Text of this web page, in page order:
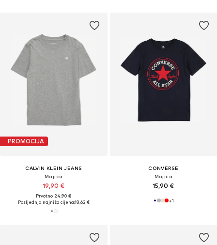
PROMOCIJA
CALVIN KLEIN JEANS
Majica
19,90 €
Prvotno: 24,90 €
Posljednja najniža cijena:18,62 €
CONVERSE
Majica
15,90 €
+1